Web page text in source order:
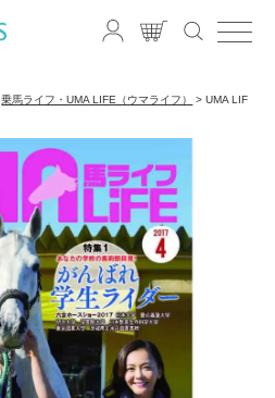
乗馬ライフ・UMA LIFE（ウマライフ）
UMA LIF